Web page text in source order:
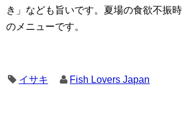
き」なども旨いです。夏場の食欲不振
のメニューです。
イサキ Fish Lovers Japan